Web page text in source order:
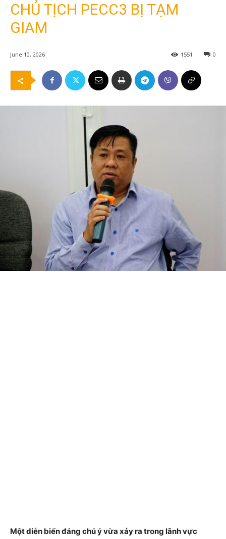
CHỦ TỊCH PECC3 BỊ TẠM
GIAM
June 10, 2026 0
1551
Một diễn biến đáng chú ý vừa xảy ra trong lãnh vực